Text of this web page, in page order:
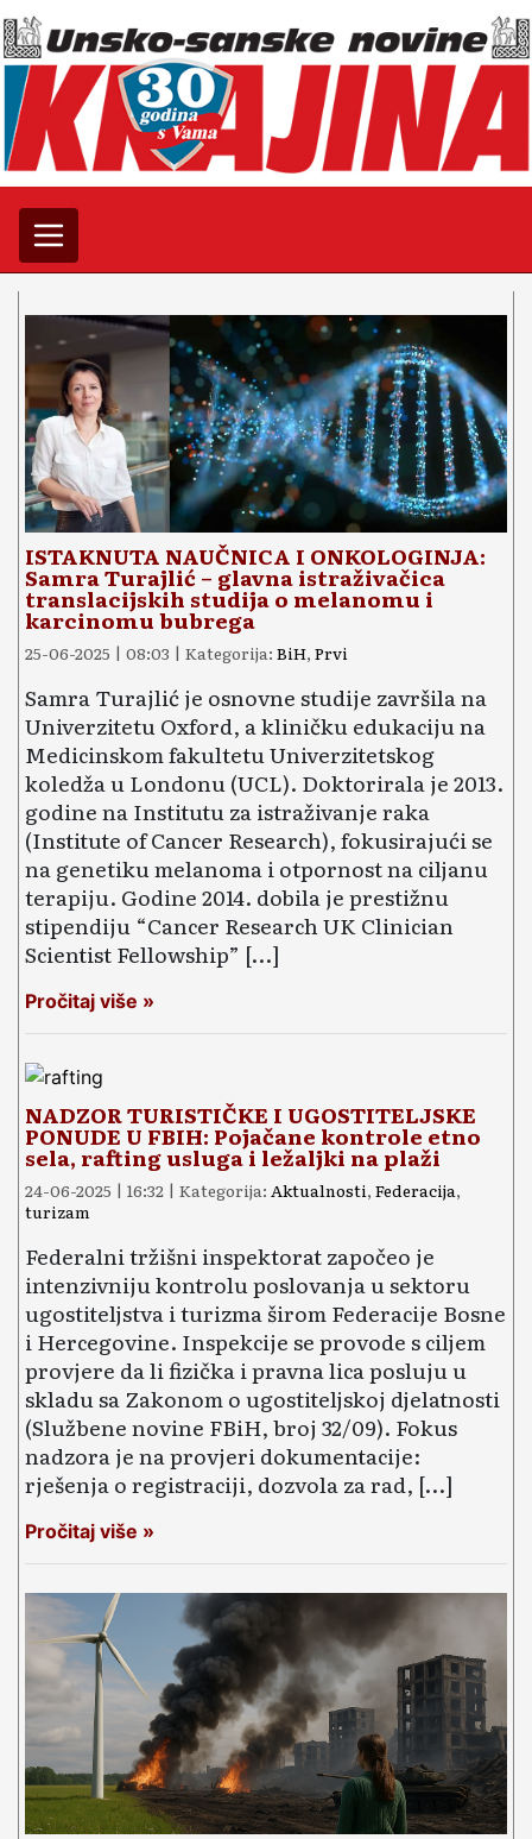
ISTAKNUTA NAUČNICA I ONKOLOGINJA:
Samra Turajlić – glavna istraživačica
translacijskih studija o melanomu i
karcinomu bubrega
25-06-2025 | 08:03 | Kategorija: BiH, Prvi
Samra Turajlić je osnovne studije završila na
Univerzitetu Oxford, a kliničku edukaciju na
Medicinskom fakultetu Univerzitetskog
koledža u Londonu (UCL). Doktorirala je 2013.
godine na Institutu za istraživanje raka
(Institute of Cancer Research), fokusirajući se
na genetiku melanoma i otpornost na ciljanu
terapiju. Godine 2014. dobila je prestižnu
stipendiju “Cancer Research UK Clinician
Scientist Fellowship” […]
Pročitaj više »
NADZOR TURISTIČKE I UGOSTITELJSKE
PONUDE U FBIH: Pojačane kontrole etno
sela, rafting usluga i ležaljki na plaži
24-06-2025 | 16:32 | Kategorija: Aktualnosti, Federacija,
turizam
Federalni tržišni inspektorat započeo je
intenzivniju kontrolu poslovanja u sektoru
ugostiteljstva i turizma širom Federacije Bosne
i Hercegovine. Inspekcije se provode s ciljem
provjere da li fizička i pravna lica posluju u
skladu sa Zakonom o ugostiteljskoj djelatnosti
(Službene novine FBiH, broj 32/09). Fokus
nadzora je na provjeri dokumentacije:
rješenja o registraciji, dozvola za rad, […]
Pročitaj više »